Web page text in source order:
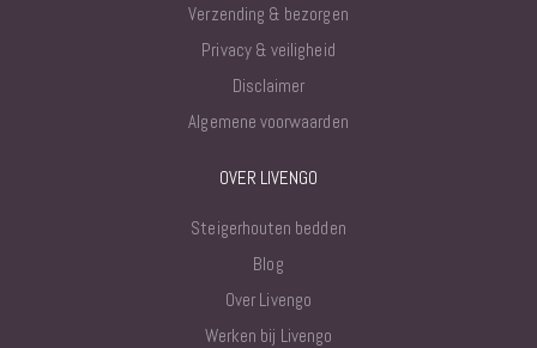
Verzending & bezorgen
Privacy & veiligheid
Disclaimer
Algemene voorwaarden
OVER LIVENGO
Steigerhouten bedden
Blog
Over Livengo
Werken bij Livengo